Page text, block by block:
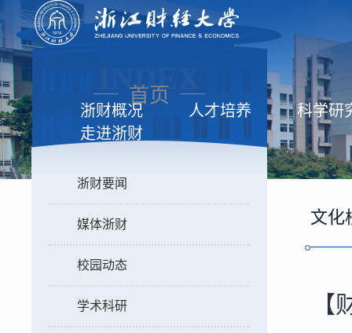
浙财概况 人才培养
科学研
走进浙财
INDEX
首页
浙财要闻
媒体浙财
校园动态
学术科研
文化